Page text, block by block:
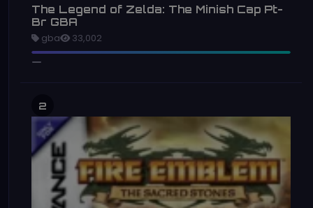
The Legend of Zelda: The Minish Cap Pt-
Br GBA
gba 33,002
2